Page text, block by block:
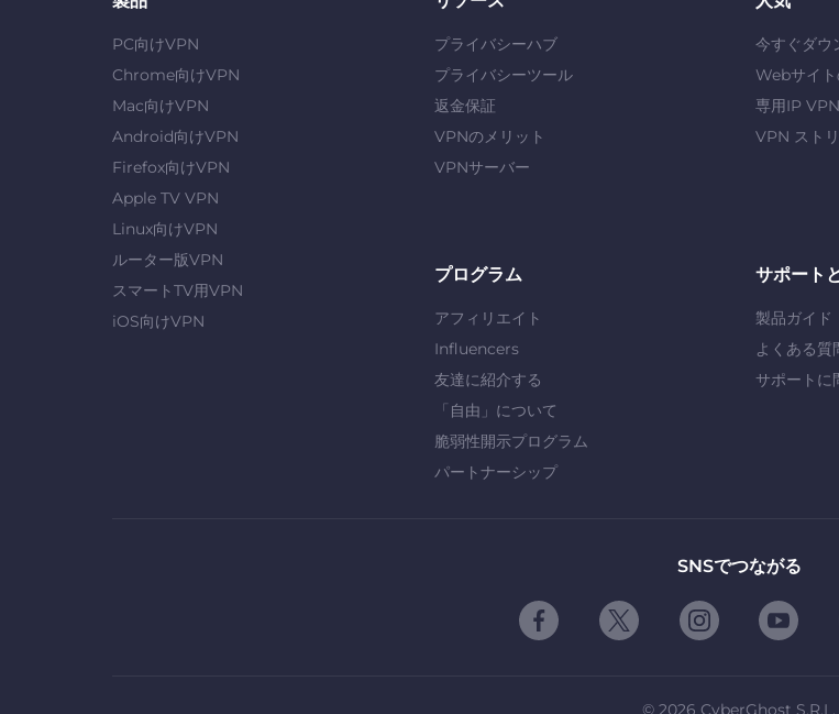
PC向けVPN
Chrome向けVPN
Mac向けVPN
Android向けVPN
Firefox向けVPN
Apple TV VPN
Linux向けVPN
ルーター版VPN
スマートTV用VPN
iOS向けVPN
プライバシーハブ
プライバシーツール
返金保証
VPNのメリット
VPNサーバー
今すぐダウ
Webサイ
専用IP VPN
VPN スト
プログラム
アフィリエイト
Influencers
友達に紹介する
「自由」について
脆弱性開示プログラム
パートナーシップ
サポート
製品ガイド
よくある質
サポートに
SNSでつながる
© 2026 CyberGhost S.R.L.